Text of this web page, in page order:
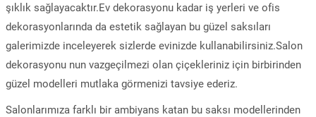
şıklık sağlayacaktır.Ev dekorasyonu kadar iş yerleri ve ofis
dekorasyonlarında da estetik sağlayan bu güzel saksıları
galerimizde inceleyerek sizlerde evinizde kullanabilirsiniz.Salon
dekorasyonu nun vazgeçilmezi olan çiçekleriniz için birbirinden
güzel modelleri mutlaka görmenizi tavsiye ederiz.
Salonlarımıza farklı bir ambiyans katan bu saksı modellerinden